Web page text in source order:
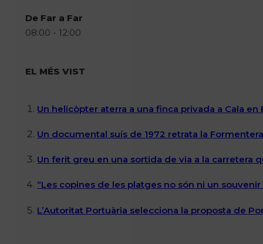
De Far a Far
08:00 - 12:00
EL MÉS VIST
Un helicòpter aterra a una finca privada a Cala
Un documental suís de 1972 retrata la
Un ferit greu en una sortida de via a la carretera
“Les copines de les platges no són ni un
L’Autoritat Portuària selecciona la proposta de